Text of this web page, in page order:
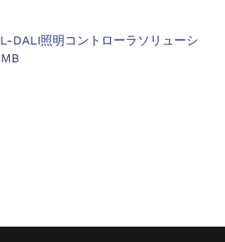
DALI照明コントローラソリューシ